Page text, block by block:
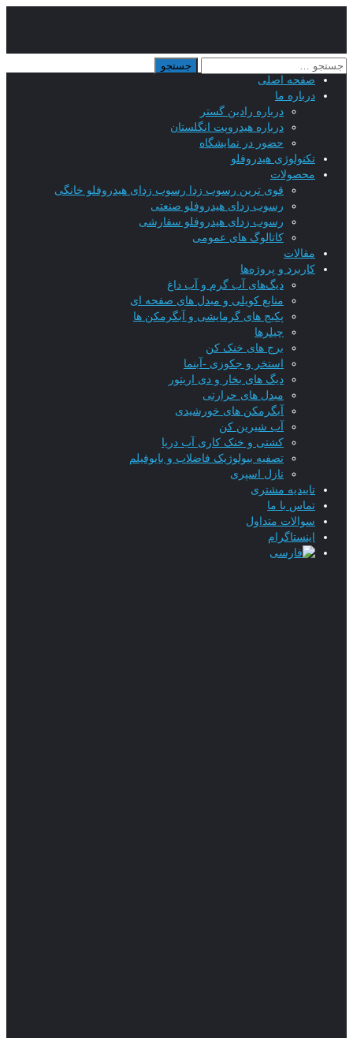
صفحه اصلی
درباره ما
درباره رادین گستر
درباره هیدروپت انگلستان
حضور در نمایشگاه
تکنولوژی هیدروفلو
محصولات
قوی ترین رسوب زدا رسوب زدای هیدروفلو خانگی
رسوب زدای هیدروفلو صنعتی
رسوب زدای هیدروفلو سفارشی
کاتالوگ های عمومی
مقالات
کاربرد و پروژه‌ها
دیگ‌های آب گرم و آب داغ
منابع کویلی و مبدل های صفحه ای
پکیج های گرمایشی و آبگرمکن ها
چیلرها
برج های خنک کن
استخر و جکوزی -آبنما
دیگ های بخار و دی اریتور
مبدل های حرارتی
آبگرمکن های خورشیدی
آب شیرین کن
کشتی و خنک کاری آب دریا
تصفیه بیولوژیک فاضلاب و بایوفیلم
نازل اسپری
تاییدیه‌ مشتری
تماس با ما
سوالات متداول
اینستاگرام